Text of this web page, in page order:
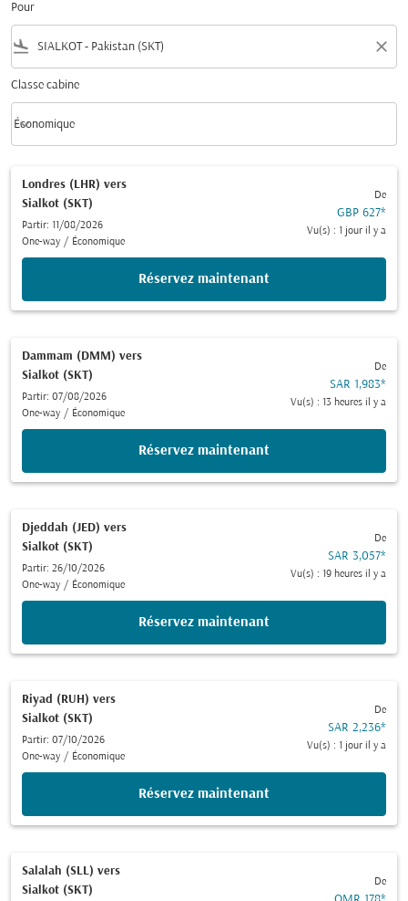
Pour
flight_land close
Classe cabine
Classe cabine option Économique Selected
Économique
keyboard_arrow_down
Londres (LHR) vers
Sialkot (SKT)
Partir: 11/08/2026
One-way / Économique
De
GBP 627*
Vu(s) : 1 jour il y a
Réservez maintenant
Dammam (DMM) vers
Sialkot (SKT)
Partir: 07/08/2026
One-way / Économique
De
SAR 1,983*
Vu(s) : 13 heures il y a
Réservez maintenant
Djeddah (JED) vers
Sialkot (SKT)
Partir: 26/10/2026
One-way / Économique
De
SAR 3,057*
Vu(s) : 19 heures il y a
Réservez maintenant
Riyad (RUH) vers
Sialkot (SKT)
Partir: 07/10/2026
One-way / Économique
De
SAR 2,236*
Vu(s) : 1 jour il y a
Réservez maintenant
Salalah (SLL) vers
Sialkot (SKT)
De